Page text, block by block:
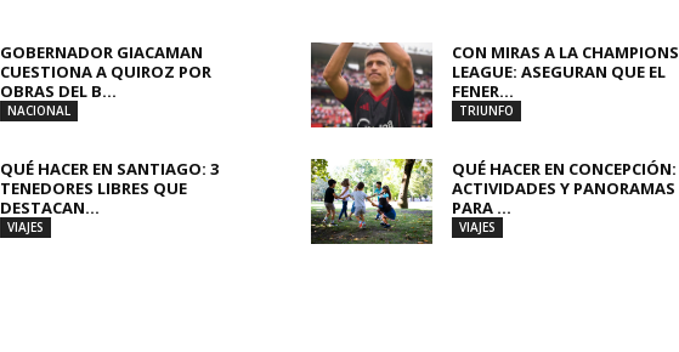
GOBERNADOR GIACAMAN
CUESTIONA A QUIROZ POR
OBRAS DEL B...
NACIONAL
CON MIRAS A LA CHAMPIONS
LEAGUE: ASEGURAN QUE EL
FENER...
TRIUNFO
QUÉ HACER EN SANTIAGO: 3
TENEDORES LIBRES QUE
DESTACAN...
VIAJES
QUÉ HACER EN CONCEPCIÓN:
ACTIVIDADES Y PANORAMAS
PARA ...
VIAJES